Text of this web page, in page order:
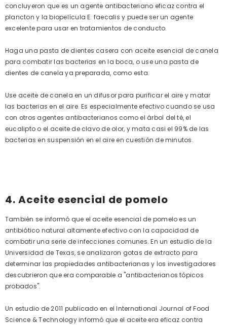
concluyeron que es un agente antibacteriano eficaz contra el
plancton y la biopelícula E. faecalis y puede ser un agente
excelente para usar en tratamientos de conducto.
Haga una pasta de dientes casera con aceite esencial de canela
para combatir las bacterias en la boca, o use una pasta de
dientes de canela ya preparada, como esta.
Use aceite de canela en un difusor para purificar el aire y matar
las bacterias en el aire. Es especialmente efectivo cuando se usa
con otros agentes antibacterianos como el árbol del té, el
eucalipto o el aceite de clavo de olor, y mata casi el 99% de las
bacterias en suspensión en el aire en cuestión de minutos.
4. Aceite esencial de pomelo
También se informó que el aceite esencial de pomelo es un
antibiótico natural altamente efectivo con la capacidad de
combatir una serie de infecciones comunes. En un estudio de la
Universidad de Texas, se analizaron gotas de extracto para
determinar las propiedades antibacterianas y los investigadores
descubrieron que era comparable a "antibacterianos tópicos
probados".
Un estudio de 2011 publicado en el International Journal of Food
Science & Technology informó que el aceite era eficaz contra